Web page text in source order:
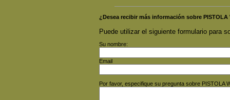
¿Desea recibir más información sobre PISTOLA
Puede utilizar el siguiente formulario para
Su nombre:
Email
Por favor, especifique su pregunta sobre PISTOLA